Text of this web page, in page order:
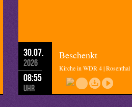
30.07.
2026
08:55
Uhr
Beschenkt
Kirche in WDR 4 | Rosenthal